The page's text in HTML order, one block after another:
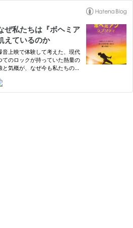
ぜ私たちは『ボヘミア
えているのか
上映で体験して考えた、現代
のロックが持っていた熱量の
気概が、なぜ今も私たちの胸